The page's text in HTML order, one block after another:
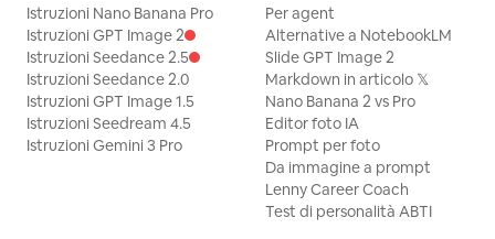
Istruzioni Nano Banana Pro
Istruzioni GPT Image 2
Istruzioni Seedance 2.5
Istruzioni Seedance 2.0
Istruzioni GPT Image 1.5
Istruzioni Seedream 4.5
Istruzioni Gemini 3 Pro
Per agent
Alternative a NotebookLM
Slide GPT Image 2
Markdown in articolo 𝕏
Nano Banana 2 vs Pro
Editor foto IA
Prompt per foto
Da immagine a prompt
Lenny Career Coach
Test di personalità ABTI